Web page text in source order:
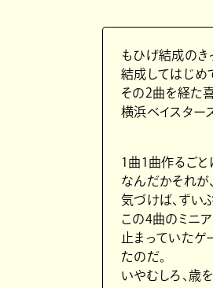
もひげ結成のき
結成してはじめ
その2曲を経た
横浜ベイスター
1曲1曲作るごと
なんだかそれが
気づけば、ずい
この4曲のミニア
止まっていたゲ
たのだ。
いやむしろ、歳